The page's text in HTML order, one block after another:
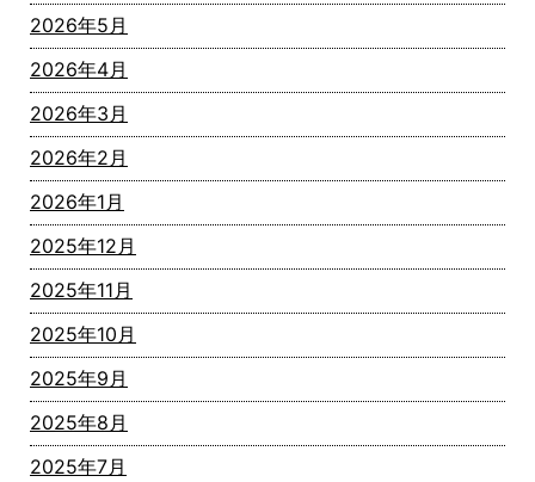
2026年5月
2026年4月
2026年3月
2026年2月
2026年1月
2025年12月
2025年11月
2025年10月
2025年9月
2025年8月
2025年7月